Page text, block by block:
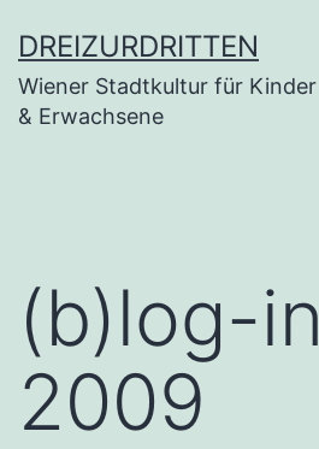
Inhalt
springen
DREIZURDRITTEN
Wiener Stadtkultur für Kinder
& Erwachsene
(b)log-in
2009